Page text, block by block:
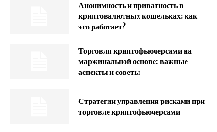
Анонимность и приватность в
криптовалютных кошельках: как
это работает?
Торговля криптофьючерсами на
маржинальной основе: важные
аспекты и советы
Стратегии управления рисками при
торговле криптофьючерсами